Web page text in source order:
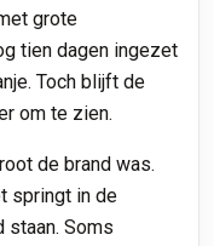
grote
tien dagen ingezet
Toch blijft de
om te zien.
de brand was.
springt in de
staan. Soms